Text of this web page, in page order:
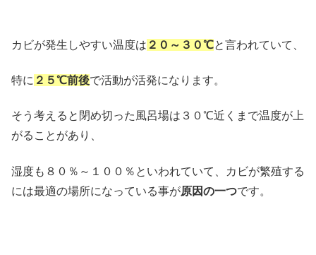
カビが発生しやすい温度は ２０～３０℃と言われていて、
特に ２５℃前後で活動が活発になります。
そう考えると閉め切った風呂場は３０℃近くまで温度が上
がることがあり、
湿度も８０％～１００％といわれていて、カビが繁殖する
には最適の場所になっている事が原因の一つです。